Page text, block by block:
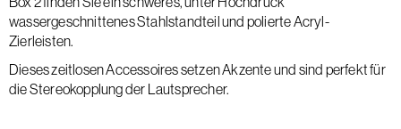
wassergeschnittenes Stahlstandteil und polierte Acryl-
Zierleisten.
Dieses zeitlosen Accessoires setzen Akzente und sind perfekt für
die Stereokopplung der Lautsprecher.